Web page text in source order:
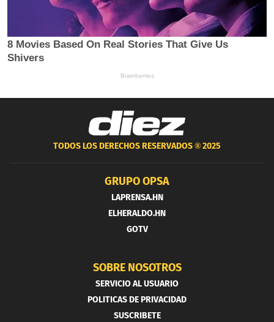
TODOS LOS DERECHOS RESERVADOS ®2025
GRUPO OPSA
LAPRENSA.HN
ELHERALDO.HN
GOTV
SOBRE NOSOTROS
SERVICIO AL USUARIO
POLITICAS DE PRIVACIDAD
SUSCRIBETE